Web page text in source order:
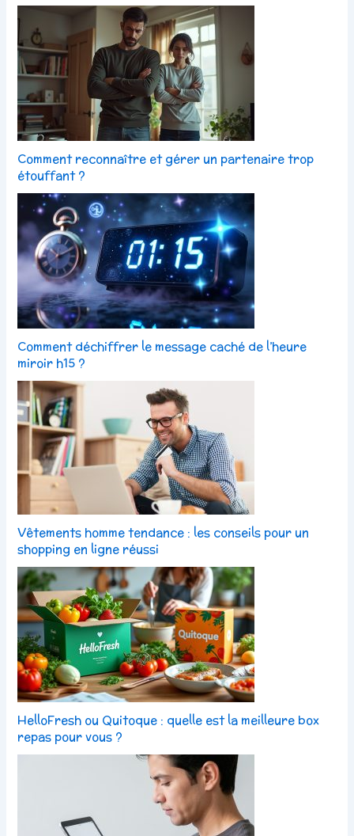
Comment reconnaître et gérer un partenaire trop
étouffant ?
Comment déchiffrer le message caché de l’heure
miroir h15 ?
Vêtements homme tendance : les conseils pour un
shopping en ligne réussi
HelloFresh ou Quitoque : quelle est la meilleure box
repas pour vous ?